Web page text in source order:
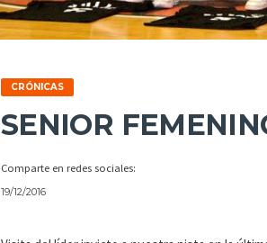
CRÓNICAS
SENIOR
Comparte en redes sociales:
19/12/2016